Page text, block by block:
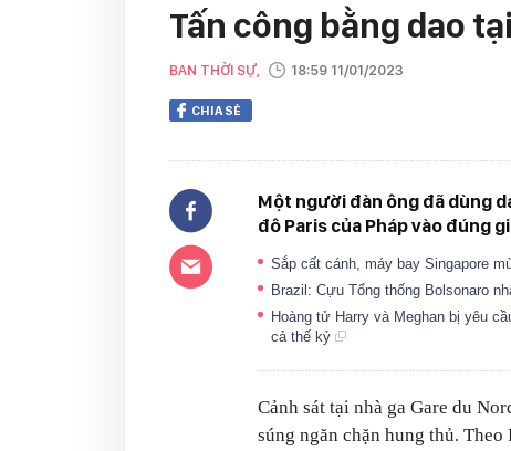
Tấn công bằng dao
BAN THỜI SỰ, 18:59 11/01/2023
CHIA SẺ
Một người đàn ông đã dùng
đô Paris của Pháp vào đúng
Sắp cất cánh, máy bay Singapore
Brazil: Cựu Tổng thống Bolsonaro
Hoàng tử Harry và Meghan bị yêu
cả thế kỷ
Cảnh sát tại nhà ga Gare du
súng ngăn chặn hung thủ.